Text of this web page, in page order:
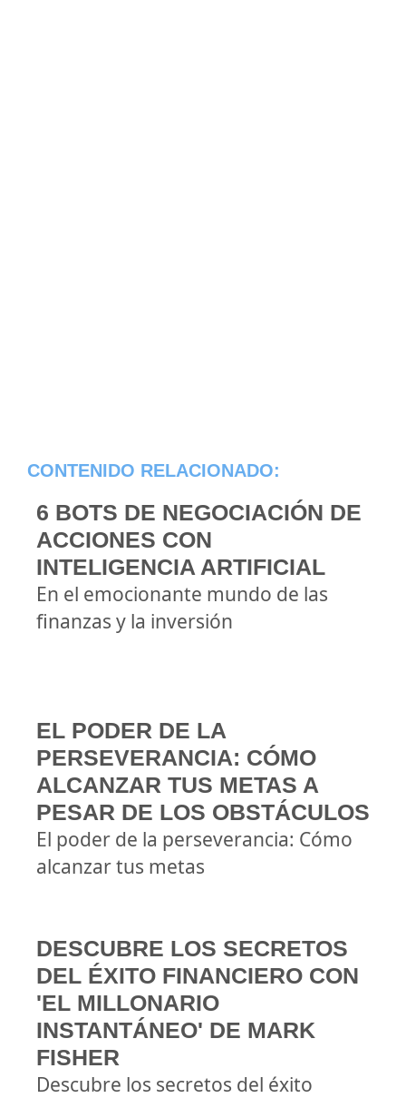
CONTENIDO RELACIONADO:
6 BOTS DE NEGOCIACIÓN DE
ACCIONES CON
INTELIGENCIA ARTIFICIAL
En el emocionante mundo de las
finanzas y la inversión
EL PODER DE LA
PERSEVERANCIA: CÓMO
ALCANZAR TUS METAS A
PESAR DE LOS OBSTÁCULOS
El poder de la perseverancia: Cómo
alcanzar tus metas
DESCUBRE LOS SECRETOS
DEL ÉXITO FINANCIERO CON
'EL MILLONARIO
INSTANTÁNEO' DE MARK
FISHER
Descubre los secretos del éxito